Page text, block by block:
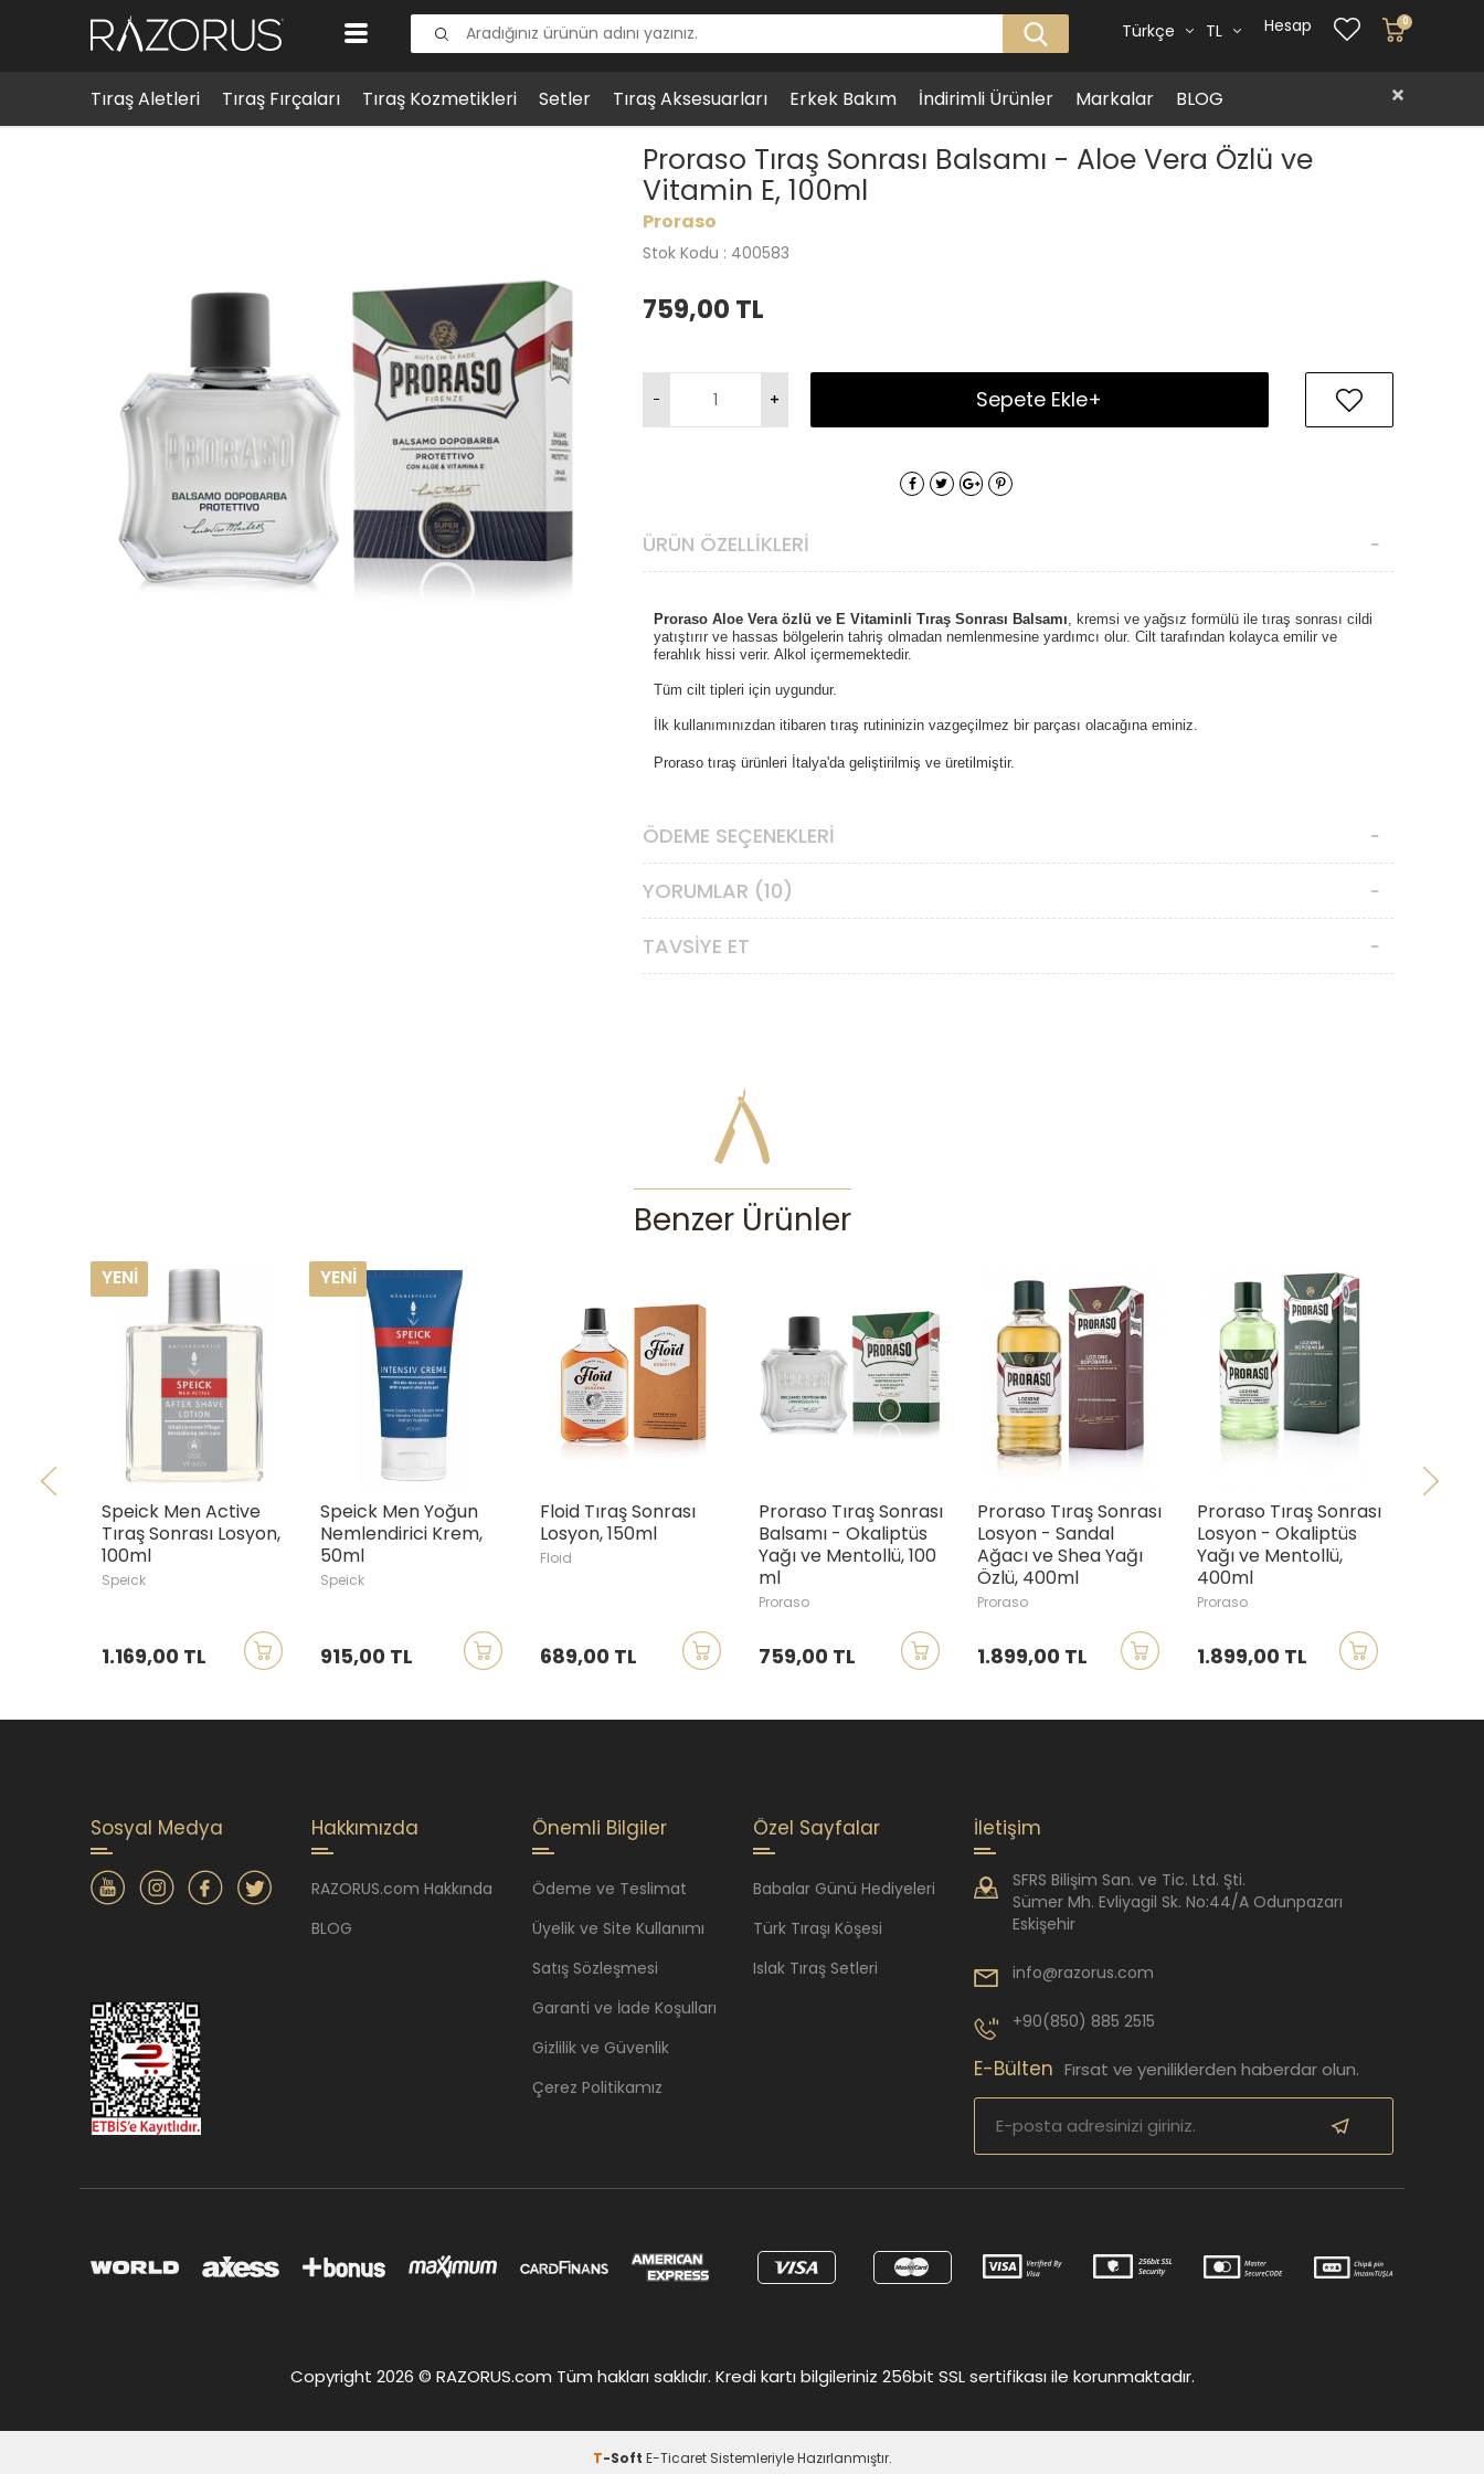
Tıraş Aletleri Tıraş Fırçaları Tıraş Kozmetikleri Setler Tıraş Aksesuarları Erkek Bakım İndirimli Ürünler Markalar BLOG
0
Hesap
TL
Türkçe
Tıraş Kozmetikleri Tıraş Sonrası Proraso Tıraş Sonrası Balsamı - Aloe Vera Özlü ve Vitamin E, 100ml
Proraso Tıraş Sonrası Balsamı - Aloe Vera Özlü ve
Vitamin E, 100ml
Proraso
Stok Kodu : 400583
759,00 TL
Sepete Ekle+
ÜRÜN ÖZELLIKLERI
Proraso Aloe Vera özlü ve E Vitaminli Tıraş Sonrası Balsamı , kremsi ve yağsız formülü ile tıraş sonrası cildi
yatıştırır ve hassas bölgelerin tahriş olmadan nemlenmesine yardımcı olur. Cilt tarafından kolayca emilir ve
ferahlık hissi verir. Alkol içermemektedir.
Tüm cilt tipleri için uygundur.
İlk kullanımınızdan itibaren tıraş rutininizin vazgeçilmez bir parçası olacağına eminiz.
Proraso tıraş ürünleri İtalya'da geliştirilmiş ve üretilmiştir.
ÖDEME SEÇENEKLERI
YORUMLAR (10)
TAVSIYE ET
Benzer Ürünler
YENI
Speick Men Active
Tıraş Sonrası Losyon,
100ml
Speick
1.169,00 TL
YENI
Speick Men Yoğun
Nemlendirici Krem,
50ml
Speick
915,00 TL
Floid Tıraş Sonrası
Losyon, 150ml
Floid
689,00 TL
Proraso Tıraş Sonrası
Balsamı - Okaliptüs
Yağı ve Mentollü, 100
ml
Proraso
759,00 TL
Proraso Tıraş Sonrası
Losyon - Sandal
Ağacı ve Shea Yağı
Özlü, 400ml
Proraso
1.899,00 TL
Proraso Tıraş Sonrası
Losyon - Okaliptüs
Yağı ve Mentollü,
400ml
Proraso
1.899,00 TL
Sosyal Medya Hakkımızda
RAZORUS.com Hakkında
BLOG
Önemli Bilgiler
Ödeme ve Teslimat
Üyelik ve Site Kullanımı
Satış Sözleşmesi
Garanti ve İade Koşulları
Gizlilik ve Güvenlik
Çerez Politikamız
Özel Sayfalar
Babalar Günü Hediyeleri
Türk Tıraşı Köşesi
Islak Tıraş Setleri
İletişim
SFRS Bilişim San. ve Tic. Ltd. Şti.
Sümer Mh. Evliyagil Sk. No:44/A Odunpazarı
Eskişehir
info@razorus.com
+90(850) 885 2515
E-Bülten Fırsat ve yeniliklerden haberdar olun.
Copyright 2026 © RAZORUS.com Tüm hakları saklıdır. Kredi kartı bilgileriniz 256bit SSL sertifikası ile korunmaktadır.
T-Soft E-TicaretSistemleriyle Hazırlanmıştır.